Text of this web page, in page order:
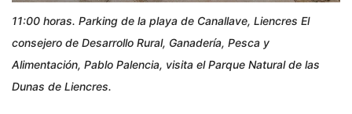
11:00 horas. Parking de la playa de Canallave, Liencres El
consejero de Desarrollo Rural, Ganadería, Pesca y
Alimentación, Pablo Palencia, visita el Parque Natural de las
Dunas de Liencres.